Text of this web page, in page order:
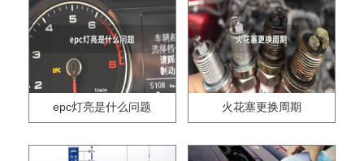
epc灯亮是什么问题 火花塞更换周期